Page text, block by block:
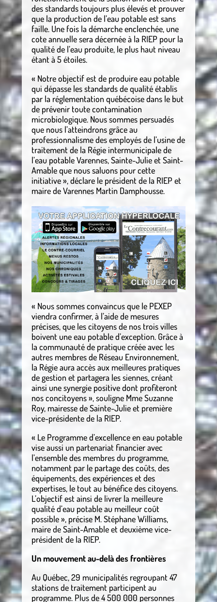
des standards toujours plus élevés et prouver
que la production de l’eau potable est sans
faille. Une fois la démarche enclenchée, une
cote annuelle sera décernée à la RIEP pour la
qualité de l’eau produite, le plus haut niveau
étant à 5 étoiles.
« Notre objectif est de produire eau potable
qui dépasse les standards de qualité établis
par la réglementation québécoise dans le but
de prévenir toute contamination
microbiologique. Nous sommes persuadés
que nous l’atteindrons grâce au
professionnalisme des employés de l’usine de
traitement de la Régie intermunicipale de
l’eau potable Varennes, Sainte-Julie et Saint-
Amable que nous saluons pour cette
initiative », déclare le président de la RIEP et
maire de Varennes Martin Damphousse.
« Nous sommes convaincus que le PEXEP
viendra confirmer, à l’aide de mesures
précises, que les citoyens de nos trois villes
boivent une eau potable d’exception. Grâce à
la communauté de pratique créée avec les
autres membres de Réseau Environnement,
la Régie aura accès aux meilleures pratiques
de gestion et partagera les siennes, créant
ainsi une synergie positive dont profiteront
nos concitoyens », souligne Mme Suzanne
Roy, mairesse de Sainte-Julie et première
vice-présidente de la RIEP.
« Le Programme d’excellence en eau potable
vise aussi un partenariat financier avec
l’ensemble des membres du programme,
notamment par le partage des coûts, des
équipements, des expériences et des
expertises, le tout au bénéfice des citoyens.
L’objectif est ainsi de livrer la meilleure
qualité d’eau potable au meilleur coût
possible », précise M. Stéphane Williams,
maire de Saint-Amable et deuxième vice-
président de la RIEP.
Un mouvement au-delà des frontières
Au Québec, 29 municipalités regroupant 47
stations de traitement participent au
programme. Plus de 4 500 000 personnes